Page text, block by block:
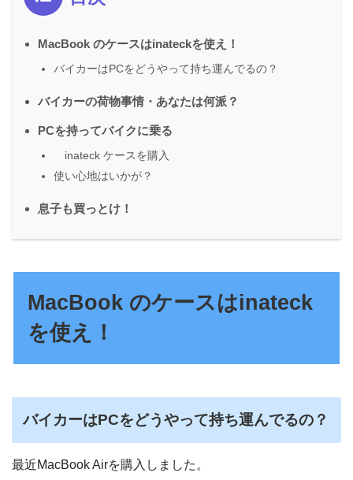
MacBook のケースはinateckを使え！
バイカーはPCをどうやって持ち運んでるの？
バイカーの荷物事情・あなたは何派？
PCを持ってバイクに乗る
inateck ケースを購入
使い心地はいかが？
息子も買っとけ！
MacBook のケースはinateck
を使え！
バイカーはPCをどうやって持ち運んでるの？
最近MacBook Airを購入しました。